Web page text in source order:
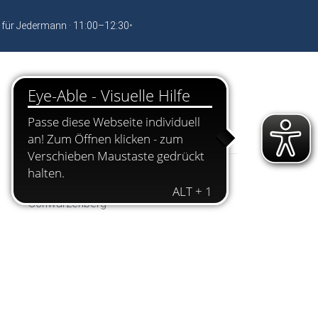
Jedermann · 11:00–12:30•
Dokumente
OBR Schw 27.05.202120210602112330
Schwarzenberg